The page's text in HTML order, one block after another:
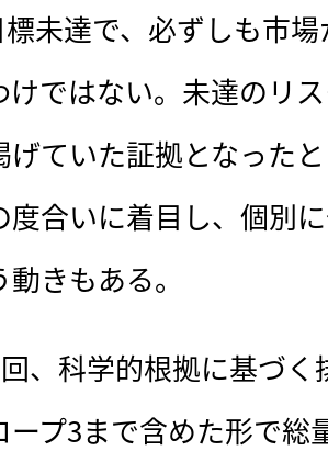
未達で、必ずしも市
けではない。未達のリ
げていた証拠となった
度合いに着目し、個別
きもある。
、科学的根拠に基づく
ープ3まで含めた形で総